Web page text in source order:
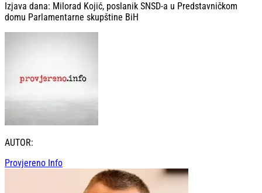
Izjava dana: Milorad Kojić, poslanik SNSD-a u Predstavničkom
domu Parlamentarne skupštine BiH
AUTOR:
Provjereno Info